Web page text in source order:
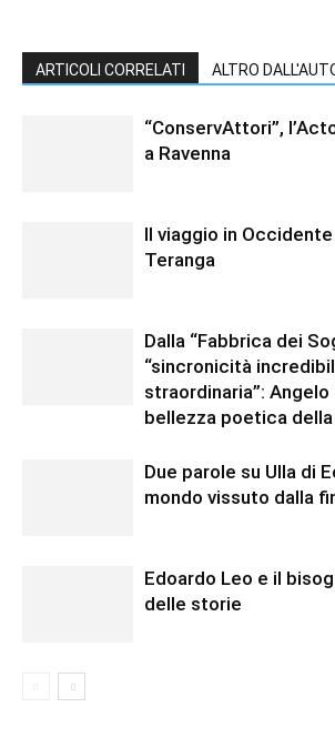
ARTICOLI CORRELATI ALTRO
“ConservAttori”,
a Ravenna
Il viaggio in
Teranga
Dalla “Fabbrica dei
“sincronicità
straordinaria”: Angelo
bellezza poetica
Due parole su Ulla di
mondo vissuto dalla
Edoardo Leo e il
delle storie